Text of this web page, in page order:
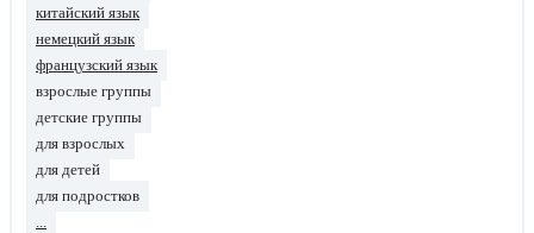
китайский язык
немецкий язык
французский язык
взрослые группы
детские группы
для взрослых
для детей
для подростков
...